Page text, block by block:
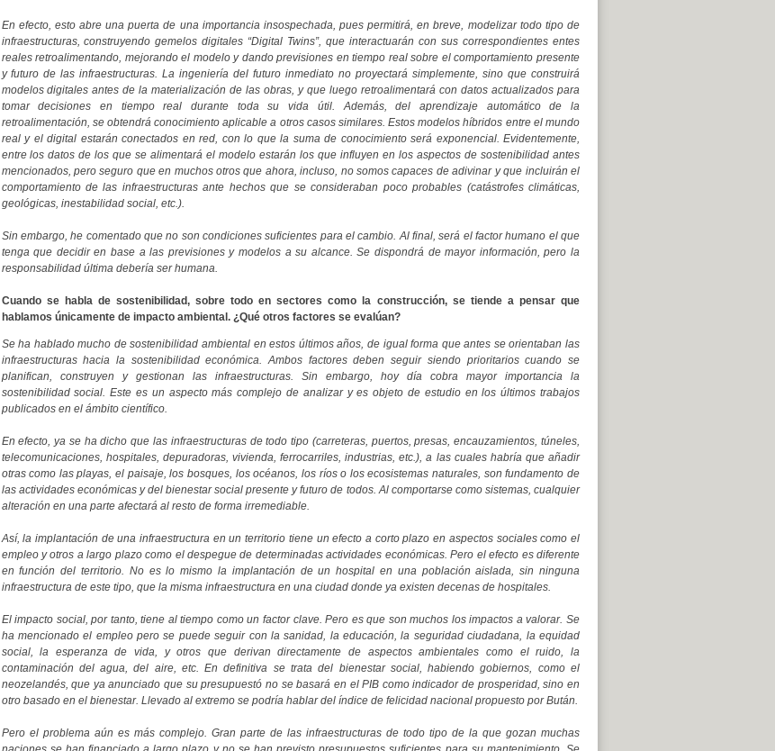
En efecto, esto abre una puerta de una importancia insospechada, pues permitirá, en breve, modelizar todo tipo de
infraestructuras, construyendo gemelos digitales “Digital Twins”, que interactuarán con sus correspondientes entes
reales retroalimentando, mejorando el modelo y dando previsiones en tiempo real sobre el comportamiento presente
y futuro de las infraestructuras. La ingeniería del futuro inmediato no proyectará simplemente, sino que construirá
modelos digitales antes de la materialización de las obras, y que luego retroalimentará con datos actualizados para
tomar decisiones en tiempo real durante toda su vida útil. Además, del aprendizaje automático de la
retroalimentación, se obtendrá conocimiento aplicable a otros casos similares. Estos modelos híbridos entre el mundo
real y el digital estarán conectados en red, con lo que la suma de conocimiento será exponencial. Evidentemente,
entre los datos de los que se alimentará el modelo estarán los que influyen en los aspectos de sostenibilidad antes
mencionados, pero seguro que en muchos otros que ahora, incluso, no somos capaces de adivinar y que incluirán el
comportamiento de las infraestructuras ante hechos que se consideraban poco probables (catástrofes climáticas,
geológicas, inestabilidad social, etc.).
Sin embargo, he comentado que no son condiciones suficientes para el cambio. Al final, será el factor humano el que
tenga que decidir en base a las previsiones y modelos a su alcance. Se dispondrá de mayor información, pero la
responsabilidad última debería ser humana.
Cuando se habla de sostenibilidad, sobre todo en sectores como la construcción, se tiende a pensar que
hablamos únicamente de impacto ambiental. ¿Qué otros factores se evalúan?
Se ha hablado mucho de sostenibilidad ambiental en estos últimos años, de igual forma que antes se orientaban las
infraestructuras hacia la sostenibilidad económica. Ambos factores deben seguir siendo prioritarios cuando se
planifican, construyen y gestionan las infraestructuras. Sin embargo, hoy día cobra mayor importancia la
sostenibilidad social. Este es un aspecto más complejo de analizar y es objeto de estudio en los últimos trabajos
publicados en el ámbito científico.
En efecto, ya se ha dicho que las infraestructuras de todo tipo (carreteras, puertos, presas, encauzamientos, túneles,
telecomunicaciones, hospitales, depuradoras, vivienda, ferrocarriles, industrias, etc.), a las cuales habría que añadir
otras como las playas, el paisaje, los bosques, los océanos, los ríos o los ecosistemas naturales, son fundamento de
las actividades económicas y del bienestar social presente y futuro de todos. Al comportarse como sistemas, cualquier
alteración en una parte afectará al resto de forma irremediable.
Así, la implantación de una infraestructura en un territorio tiene un efecto a corto plazo en aspectos sociales como el
empleo y otros a largo plazo como el despegue de determinadas actividades económicas. Pero el efecto es diferente
en función del territorio. No es lo mismo la implantación de un hospital en una población aislada, sin ninguna
infraestructura de este tipo, que la misma infraestructura en una ciudad donde ya existen decenas de hospitales.
El impacto social, por tanto, tiene al tiempo como un factor clave. Pero es que son muchos los impactos a valorar. Se
ha mencionado el empleo pero se puede seguir con la sanidad, la educación, la seguridad ciudadana, la equidad
social, la esperanza de vida, y otros que derivan directamente de aspectos ambientales como el ruido, la
contaminación del agua, del aire, etc. En definitiva se trata del bienestar social, habiendo gobiernos, como el
neozelandés, que ya anunciado que su presupuestó no se basará en el PIB como indicador de prosperidad, sino en
otro basado en el bienestar. Llevado al extremo se podría hablar del índice de felicidad nacional propuesto por Bután.
Pero el problema aún es más complejo. Gran parte de las infraestructuras de todo tipo de la que gozan muchas